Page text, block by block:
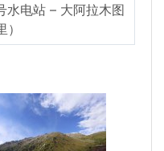
水电站 – 大阿拉木图